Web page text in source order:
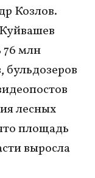
Козлов.
76 млн
бульдозеров
лесных
площадь
выросла